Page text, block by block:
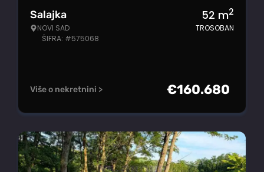
Salajka
NOVI SAD
ŠIFRA: #575068
52 m2
TROSOBAN
Više o nekretnini > €160.680